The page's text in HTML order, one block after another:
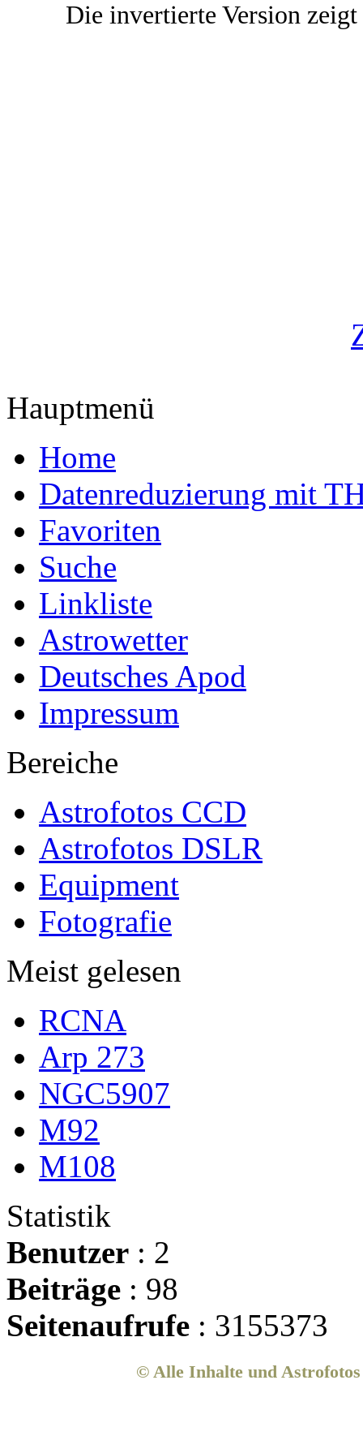
Die invertierte Version
Hauptmenü
Home
Datenreduzierung mit
Favoriten
Suche
Linkliste
Astrowetter
Deutsches Apod
Impressum
Bereiche
Astrofotos CCD
Astrofotos DSLR
Equipment
Fotografie
Meist gelesen
RCNA
Arp 273
NGC5907
M92
M108
Statistik
Benutzer : 2
Beiträge : 98
Seitenaufrufe : 3155373
© Alle Inhalte und